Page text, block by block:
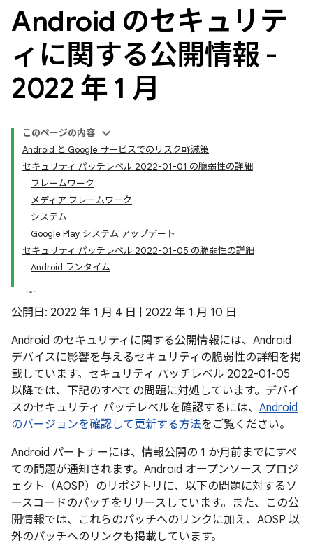
Android のセキュリテ
ィに関する公開情報 -
2022 年 1 月
このページの内容
Android と Google サービスでのリスク軽減策
セキュリティ パッチレベル 2022-01-01 の脆弱性の詳細
フレームワーク
メディア フレームワーク
システム
Google Play システム アップデート
セキュリティ パッチレベル 2022-01-05 の脆弱性の詳細
Android ランタイム
公開日: 2022 年 1 月 4 日 | 2022 年 1 月 10 日
Android のセキュリティに関する公開情報には、Android
デバイスに影響を与えるセキュリティの脆弱性の詳細を掲
載しています。セキュリティ パッチレベル 2022-01-05
以降では、下記のすべての問題に対処しています。デバイ
スのセキュリティ パッチレベルを確認するには、 Android
のバージョンを確認して更新する方法をご覧ください。
Android パートナーには、情報公開の 1 か月前までにすべ
ての問題が通知されます。Android オープンソース プロジ
ェクト（AOSP）のリポジトリに、以下の問題に対するソ
ースコードのパッチをリリースしています。また、この公
開情報では、これらのパッチへのリンクに加え、AOSP 以
外のパッチへのリンクも掲載しています。